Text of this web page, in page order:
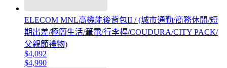
ELECOM MNL高機能後背包II / (城市通勤/商務休閒/短
期出差/極簡生活/筆電/行李桿/COUDURA/CITY PACK/
父親節禮物)
$4,092
$4,990